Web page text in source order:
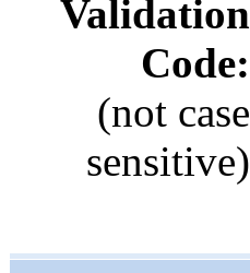
Validation
Code:
(not case
sensitive)